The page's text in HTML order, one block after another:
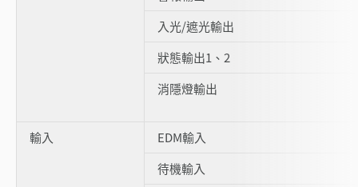
入光/遮光輸出
狀態輸出1、2
消隱燈輸出
輸入
EDM輸入
待機輸入